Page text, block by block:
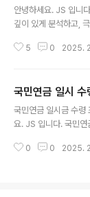
안녕하세요. JS 입니
깊이 있게 분석하고,
함께 찾아보아요! 탄
니다. 이는 복잡한 생
으로, 식품 섭취에 대
말해, 탄수화물을 섭취
로 찾게 되는 상태입니
5 0 2025.
국민연금 일시
국민연금 일시금 수령
요. JS 입니다. 국민연
은 노후를 대비한 중요
0 0 2025.